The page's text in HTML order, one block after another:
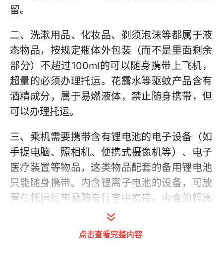
留。
二、洗漱用品、化妆品、剃须泡沫等都属于液
态物品，按规定瓶体外包装（而不是里面剩余
部分）不超过100ml的可以随身携带上飞机，
超量的必须办理托运。花露水等驱蚊产品含有
酒精成分，属于易燃液体，禁止随身携带，但
可以办理托运。
三、乘机需要携带含有锂电池的电子设备（如
手提电脑、照相机、便携式摄像机等）、电子
医疗装置等物品，这类物品配套的备用锂电池
只能随身携带。内含锂离子电池的设备，可放
置在托运行李及随身行李中携带。内含的锂离
子电池额定能量不超过100Wh可以携带；额定
能量在100Wh（不含）至160Wh（含）的随
点击查看完整内容